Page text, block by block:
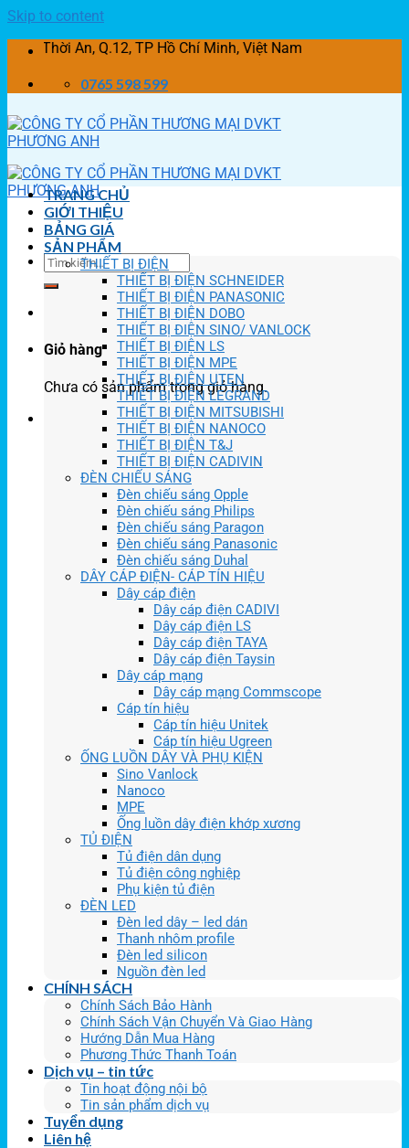
Skip to content
Thời An, Q.12, TP Hồ Chí Minh, Việt Nam
0765 598 599
Giỏ hàng
Chưa có sản phẩm trong giỏ hàng.
TRANG CHỦ
GIỚI THIỆU
BẢNG GIÁ
SẢN PHẨM
THIẾT BỊ ĐIỆN
THIẾT BỊ ĐIỆN SCHNEIDER
THIẾT BỊ ĐIỆN PANASONIC
THIẾT BỊ ĐIỆN DOBO
THIẾT BỊ ĐIỆN SINO/ VANLOCK
THIẾT BỊ ĐIỆN LS
THIẾT BỊ ĐIỆN MPE
THIẾT BỊ ĐIỆN UTEN
THIẾT BỊ ĐIỆN LEGRAND
THIẾT BỊ ĐIỆN MITSUBISHI
THIẾT BỊ ĐIỆN NANOCO
THIẾT BỊ ĐIỆN T&J
THIẾT BỊ ĐIỆN CADIVIN
ĐÈN CHIẾU SÁNG
Đèn chiếu sáng Opple
Đèn chiếu sáng Philips
Đèn chiếu sáng Paragon
Đèn chiếu sáng Panasonic
Đèn chiếu sáng Duhal
DÂY CÁP ĐIỆN- CÁP TÍN HIỆU
Dây cáp điện
Dây cáp điện CADIVI
Dây cáp điện LS
Dây cáp điện TAYA
Dây cáp điện Taysin
Dây cáp mạng
Dây cáp mạng Commscope
Cáp tín hiệu
Cáp tín hiệu Unitek
Cáp tín hiệu Ugreen
ỐNG LUỒN DÂY VÀ PHỤ KIỆN
Sino Vanlock
Nanoco
MPE
Ống luồn dây điện khớp xương
TỦ ĐIỆN
Tủ điện dân dụng
Tủ điện công nghiệp
Phụ kiện tủ điện
ĐÈN LED
Đèn led dây – led dán
Thanh nhôm profile
Đèn led silicon
Nguồn đèn led
CHÍNH SÁCH
Chính Sách Bảo Hành
Chính Sách Vận Chuyển Và Giao Hàng
Hướng Dẫn Mua Hàng
Phương Thức Thanh Toán
Dịch vụ – tin tức
Tin hoạt động nội bộ
Tin sản phẩm dịch vụ
Tuyển dụng
Liên hệ